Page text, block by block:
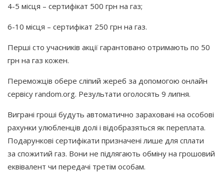
4-5 місця – сертифікат 500 грн на газ;
6-10 місця – сертифікат 250 грн на газ.
Перші сто учасників акції гарантовано отримають по 50
грн на газ кожен.
Переможців обере сліпий жереб за допомогою онлайн
сервісу random.org. Результати оголосять 9 липня.
Виграні гроші будуть автоматично зараховані на особові
рахунки улюбленців долі і відобразяться як переплата.
Подарункові сертифікати призначені лише для сплати
за спожитий газ. Вони не підлягають обміну на грошовий
еквівалент чи передачі третім особам.